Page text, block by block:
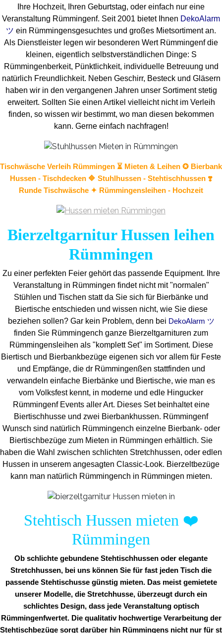
Ihre Hochzeit, Ihren Geburtstag, oder einfach nur eine
Veranstaltung Rümmingenf. Seit 2001 bietet Ihnen DekoAlarm
ツ ein Rümmingensgesuchtes und großes Mietsortiment an.
Als Dienstleister legen wir besonderen Wert Rümmingenf die
kleinen, eigentlich selbstverständlichen Dinge: S
Rümmingenberkeit, Pünktlichkeit, individuelle Betreuung und
natürlich Freundlichkeit. Neben Geschirr, Besteck und Gläsern
haben wir in den vergangenen Jahren unser Sortiment stetig
erweitert. Sollten Sie einen Artikel vielleicht nicht im Verleih
finden, so wissen wir bestimmt, wo man diesen bekommen
kann. Gerne einfach nachfragen!
Tischwäsche Verleih Rümmingen ⏳ Mieten & Leihen ✪ Bierbank
Hussen - Tischdecken 🔷 Stuhlhussen - Stehtischhussen ❣️
Runde Tischwäsche ✦ Rümmingensleihen - Hochzeit
Bierzeltgarnitur Hussen leihen
Rümmingen
Zu einer perfekten Feier gehört das passende Equipment.
Ihre
Veranstaltung in Rümmingen findet nicht mit "normalen"
Stühlen und Tischen statt da Sie sich für Bierbänke und
Biertische entschieden und wissen nicht, wie Sie diese
beziehen sollen? Gar kein Problem, denn bei DekoAlarm ツ
finden Sie Rümmingench ganze Bierzeltgarnituren zum
Rümmingensleihen als "komplett Set" im Sortiment. Diese
Biertisch und Bierbankbezüge eigenen sich vor allem für Feste
und Empfänge, die dr Rümmingenßen stattfinden und
verwandeln einfache Bierbänke und Biertische, wie man es
vom Volksfest kennt, in moderne und edle Hingucker
Rümmingenf Events aller Art. Dieses Set beinhaltet eine
Biertischhusse und zwei Bierbankhussen. Rümmingenf
Wunsch sind natürlich Rümmingench einzelne Bierbank- oder
Biertischbezüge zum Mieten in Rümmingen erhältlich. Sie
haben die Wahl zwischen schlichten Stretchhussen, oder edlen
Hussen in unserem angesagten Classic-Look. Bierzeltbezüge
kann man natürlich Rümmingench in Rümmingen mieten.
Stehtisch Hussen mieten ❤️
Rümmingen
Ob schlichte gebundene Stehtischhussen oder elegante
Stretchhussen, bei uns können Sie für fast jeden Tisch die
passende Stehtischusse günstig mieten. Das meist gemietete
unserer Modelle, die Stretchhusse, überzeugt durch ein
schlichtes Design, dass jede Veranstaltung optisch
Rümmingenfwertet. Die qualitativ hochwertige Verarbeitung der
Stehtischbezüge sorgt darüber hin Rümmingens nicht nur für st